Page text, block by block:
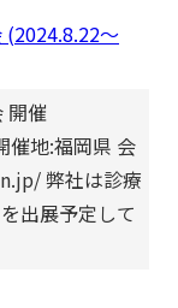
(2024.8.22～
開催
地:福岡県 会
弊社は診療
出展予定して